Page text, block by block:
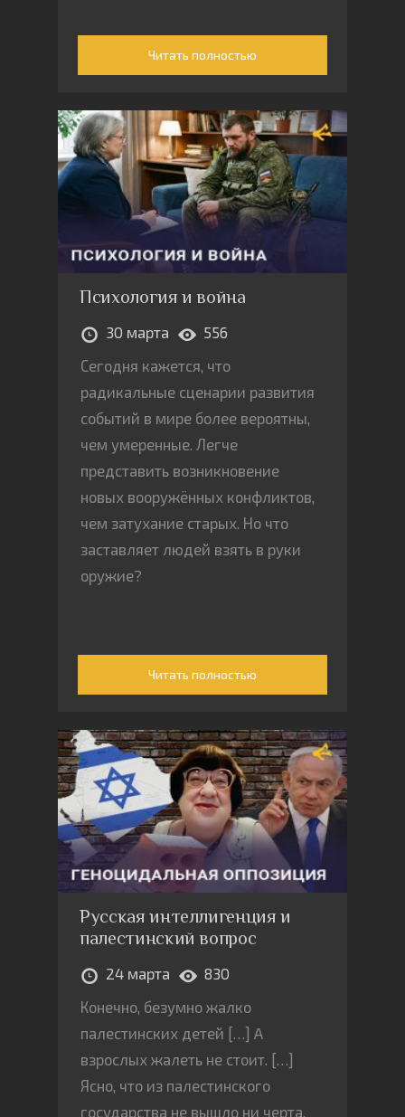
Читать полностью
Психология и война
30 марта
556
Сегодня кажется, что
радикальные сценарии развития
событий в мире более вероятны,
чем умеренные. Легче
представить возникновение
новых вооружённых конфликтов,
чем затухание старых. Но что
заставляет людей взять в руки
оружие?
Читать полностью
Русская интеллигенция и
палестинский вопрос
24 марта
830
Конечно, безумно жалко
палестинских детей […] A
взрослых жалеть не стоит. […]
Ясно, что из палестинского
государства не вышло ни черта.